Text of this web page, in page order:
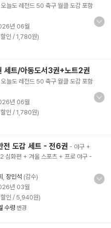
늘도 레전드 50 축구 월클 도감 포함
년 06월
인 / 1,780원)
세트/아동도서3권+노트2권
늘도 레전드 50 축구 월클 도감 포함
년 06월
인 / 1,780원)
전 도감 세트 - 전6권 - 야구 +
심화편 + 겨울 스포츠 + 프로 야구 -
장민석 (감수)
년 03월
인 / 5,940원)
수령 변경